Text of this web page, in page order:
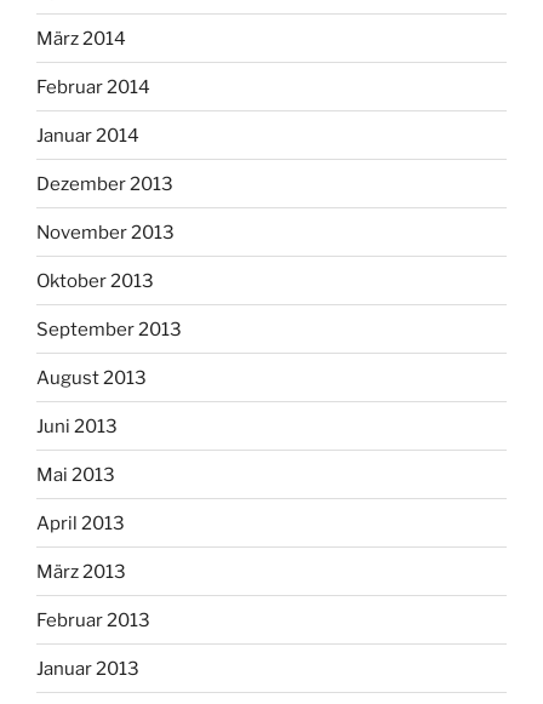
März 2014
Februar 2014
Januar 2014
Dezember 2013
November 2013
Oktober 2013
September 2013
August 2013
Juni 2013
Mai 2013
April 2013
März 2013
Februar 2013
Januar 2013